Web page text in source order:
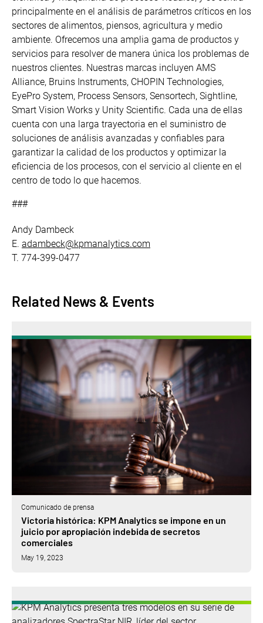
principalmente en el análisis de parámetros críticos en los
sectores de alimentos, piensos, agricultura y medio
ambiente. Ofrecemos una amplia gama de productos y
servicios para resolver de manera única los problemas de
nuestros clientes. Nuestras marcas incluyen AMS
Alliance, Bruins Instruments, CHOPIN Technologies,
EyePro System, Process Sensors, Sensortech, Sightline,
Smart Vision Works y Unity Scientific. Cada una de ellas
cuenta con una larga trayectoria en el suministro de
soluciones de análisis avanzadas y confiables para
garantizar la calidad de los productos y optimizar la
eficiencia de los procesos, con el servicio al cliente en el
centro de todo lo que hacemos.
###
Andy Dambeck
E. adambeck@kpmanalytics.com
T. 774-399-0477
Related News & Events
Comunicado de prensa
Victoria histórica: KPM Analytics se impone en un
juicio por apropiación indebida de secretos
comerciales
May 19, 2023